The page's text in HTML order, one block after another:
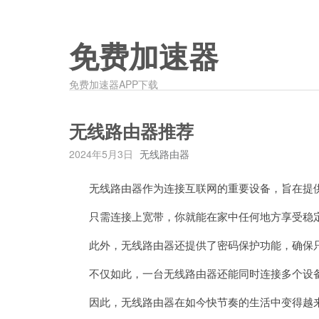
免费加速器
免费加速器APP下载
无线路由器推荐
2024年5月3日 无线路由器
无线路由器作为连接互联网的重要设备，旨在提
只需连接上宽带，你就能在家中任何地方享受稳
此外，无线路由器还提供了密码保护功能，确保
不仅如此，一台无线路由器还能同时连接多个设
因此，无线路由器在如今快节奏的生活中变得越